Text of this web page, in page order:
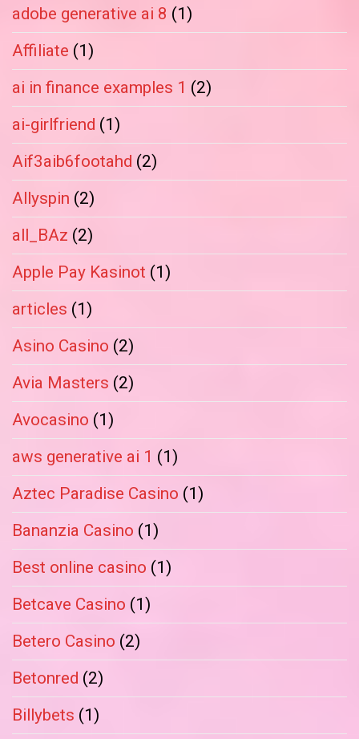
adobe generative ai 8 (1)
Affiliate (1)
ai in finance examples 1 (2)
ai-girlfriend (1)
Aif3aib6footahd (2)
Allyspin (2)
all_BAz (2)
Apple Pay Kasinot (1)
articles (1)
Asino Casino (2)
Avia Masters (2)
Avocasino (1)
aws generative ai 1 (1)
Aztec Paradise Casino (1)
Bananzia Casino (1)
Best online casino (1)
Betcave Casino (1)
Betero Casino (2)
Betonred (2)
Billybets (1)